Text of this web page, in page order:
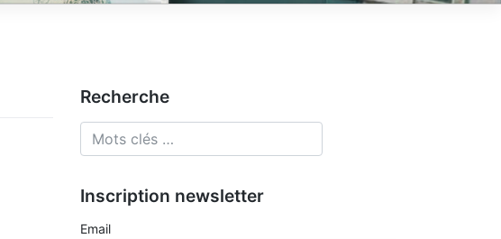
Recherche
Inscription newsletter
Email